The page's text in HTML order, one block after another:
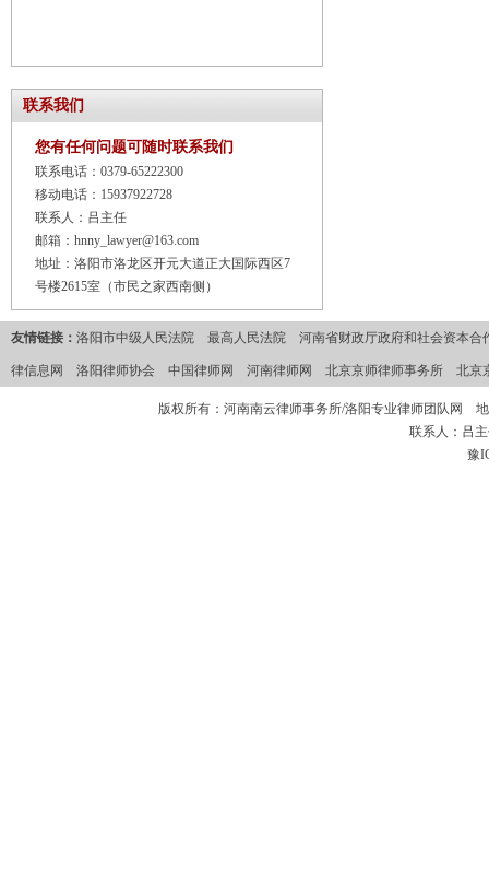
联系我们
您有任何问题可随时联系我们
联系电话：0379-65222300
移动电话：15937922728
联系人：吕主任
邮箱：hnny_lawyer@163.com
地址：洛阳市洛龙区开元大道正大国际西区7
号楼2615室（市民之家西南侧）
友情链接： 洛阳市中级人民法院 最高人民法院 河南省财政厅政府和社会资本合
律信息网 洛阳律师协会 中国律师网 河南律师网 北京京师律师事务所 北京
版权所有：河南南云律师事务所/洛阳专业律师团队网
联系人：吕
豫